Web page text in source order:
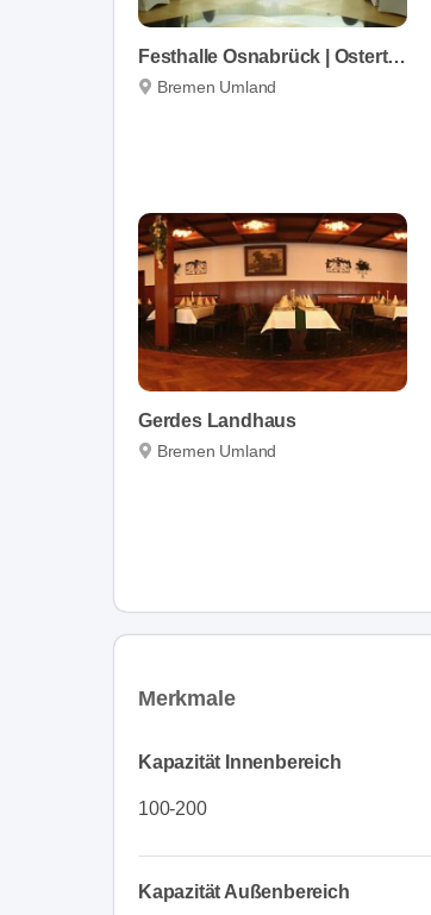
Festhalle Osnabrück | Ostertags Residenz Belm UG
Bremen Umland
Gerdes Landhaus
Bremen Umland
Merkmale
Kapazität Innenbereich
100-200
Kapazität Außenbereich